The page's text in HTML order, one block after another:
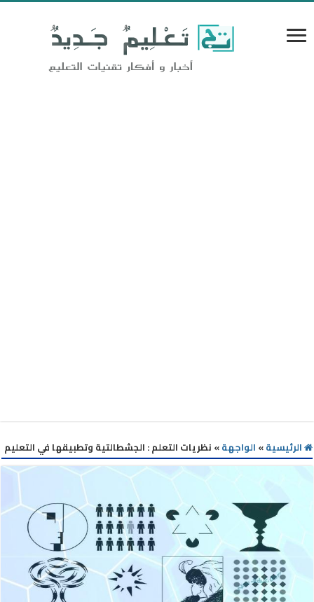
الرئيسية» الواجهة» نظريات التعلم : الجشطالتية وتطبيقها في التعليم